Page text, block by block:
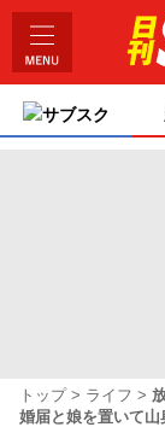
サブスク
トップ ライフ
婚届と娘を置いて山